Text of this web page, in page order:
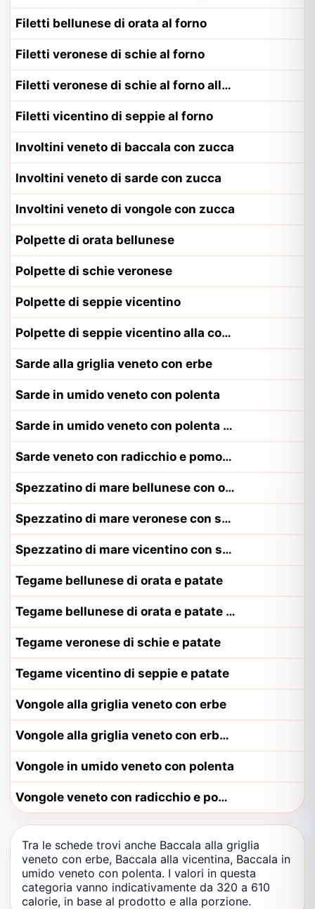
Filetti bellunese di orata al forno
Filetti veronese di schie al forno
Filetti veronese di schie al forno alla contadina veronese
Filetti vicentino di seppie al forno
Involtini veneto di baccala con zucca
Involtini veneto di sarde con zucca
Involtini veneto di vongole con zucca
Polpette di orata bellunese
Polpette di schie veronese
Polpette di seppie vicentino
Polpette di seppie vicentino alla contadina vicentino
Sarde alla griglia veneto con erbe
Sarde in umido veneto con polenta
Sarde in umido veneto con polenta alla contadina trevigiano
Sarde veneto con radicchio e pomodoro
Spezzatino di mare bellunese con orata
Spezzatino di mare veronese con schie
Spezzatino di mare vicentino con seppie
Tegame bellunese di orata e patate
Tegame bellunese di orata e patate alla contadina bellunese
Tegame veronese di schie e patate
Tegame vicentino di seppie e patate
Vongole alla griglia veneto con erbe
Vongole alla griglia veneto con erbe alla contadina padovano
Vongole in umido veneto con polenta
Vongole veneto con radicchio e pomodoro
Tra le schede trovi anche Baccala alla griglia
veneto con erbe, Baccala alla vicentina, Baccala in
umido veneto con polenta. I valori in questa
categoria vanno indicativamente da 320 a 610
calorie, in base al prodotto e alla porzione.